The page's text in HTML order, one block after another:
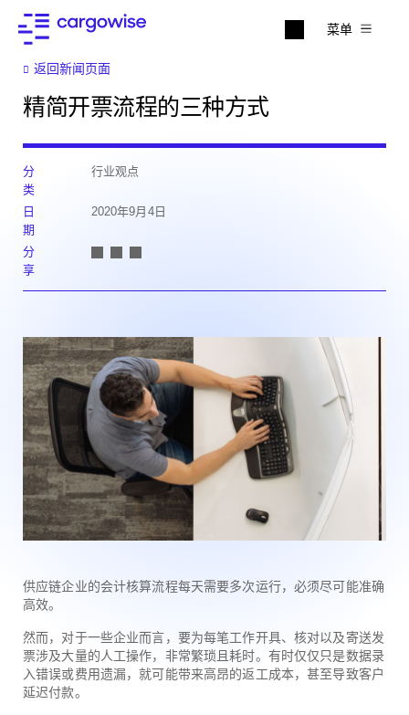
菜单
返回新闻页面
精简开票流程的三种方式
分
类
行业观点
日
期
2020年9月4日
分
享
供应链企业的会计核算流程每天需要多次运行，必须尽可能准确
高效。
然而，对于一些企业而言，要为每笔工作开具、核对以及寄送发
票涉及大量的人工操作，非常繁琐且耗时。有时仅仅只是数据录
入错误或费用遗漏，就可能带来高昂的返工成本，甚至导致客户
延迟付款。